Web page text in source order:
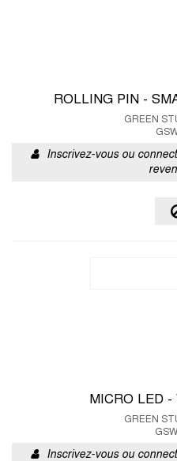
ROLLING PIN -
GREEN
Inscrivez-vous ou
MICRO LED
GREEN
Inscrivez-vous ou